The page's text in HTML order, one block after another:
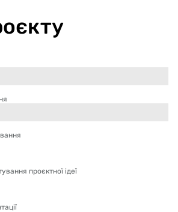
проєктної ідеї